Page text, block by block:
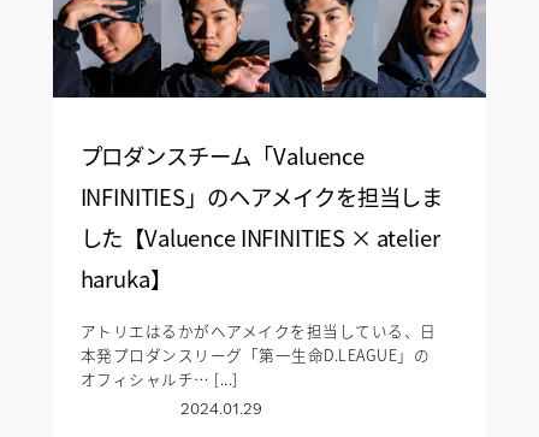
プロダンスチーム「Valuence
INFINITIES」のヘアメイクを担当しま
した【Valuence INFINITIES × atelier
haruka】
アトリエはるかがヘアメイクを担当している、日
本発プロダンスリーグ「第一生命D.LEAGUE」の
オフィシャルチ… [...]
2024.01.29